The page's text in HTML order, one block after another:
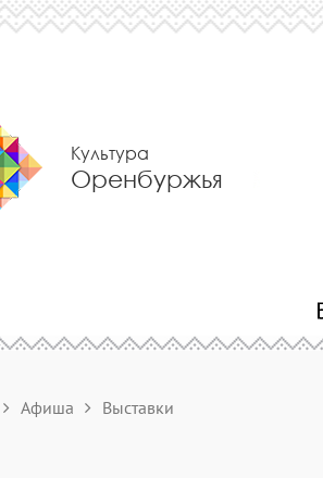
Культура
Оренбуржья
Афиша Выставки